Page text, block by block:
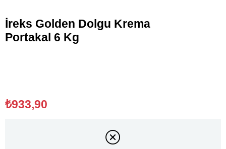
İreks Golden Dolgu Krema
Portakal 6 Kg
₺933,90